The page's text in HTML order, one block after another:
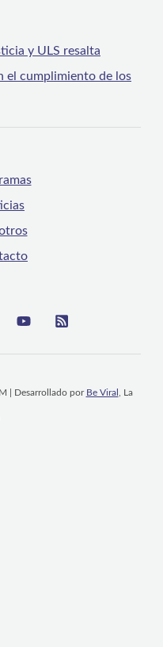
y ULS resalta
el cumplimiento de los
| Desarrollado por Be Viral , La